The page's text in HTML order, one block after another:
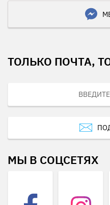
ТОЛЬКО ПОЧТА,
МЫ В СОЦСЕТЯХ